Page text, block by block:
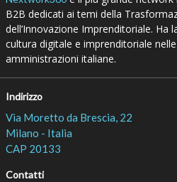
B2B dedicati ai temi della
dell’Innovazione Imprenditoriale. Ha
cultura digitale e imprenditoriale
amministrazioni italiane.
Indirizzo
Via Moretto da Brescia, 22
Milano - Italia
CAP 20133
Contatti